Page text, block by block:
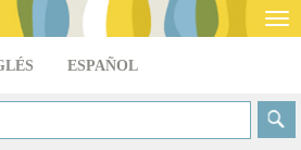
ESPAÑOL